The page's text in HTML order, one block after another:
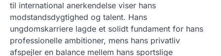
til international anerkendelse viser hans
modstandsdygtighed og talent. Hans
ungdomskarriere lagde et solidt fundament for hans
professionelle ambitioner, mens hans privatliv
afspejler en balance mellem hans sportslige